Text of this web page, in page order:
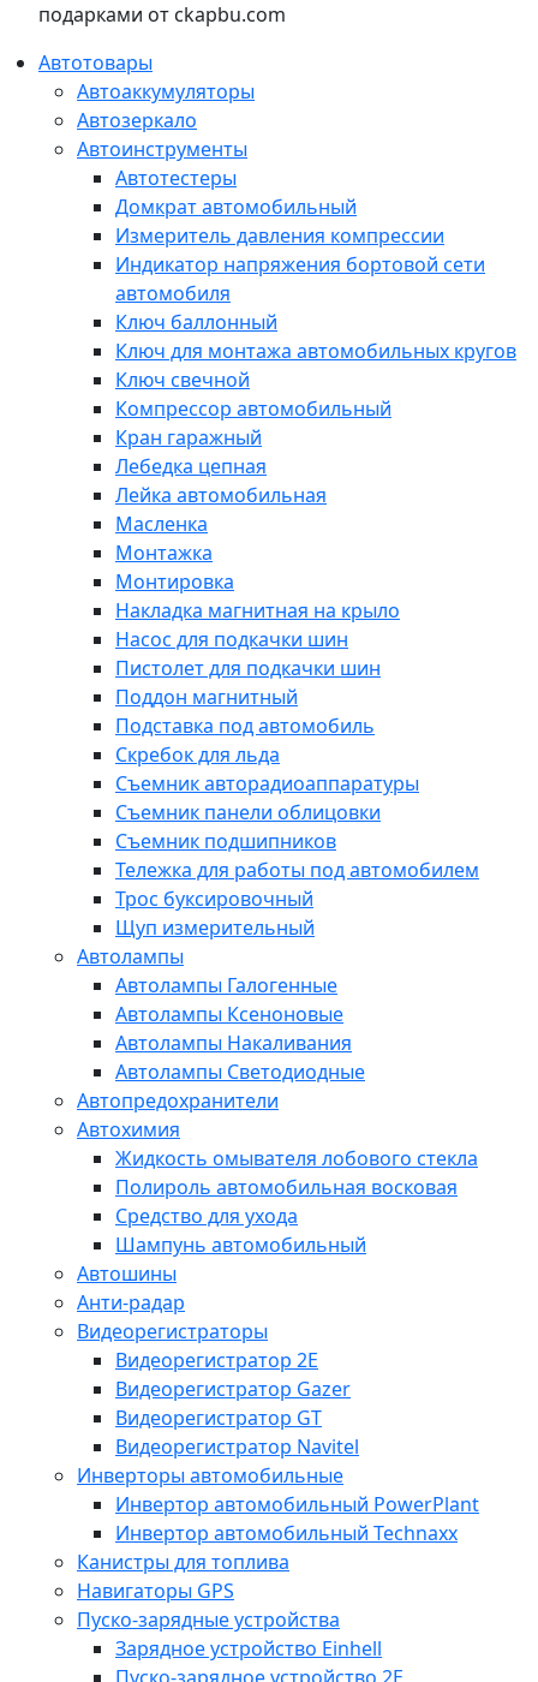
подарками от ckapbu.com
Автотовары
Автоаккумуляторы
Автозеркало
Автоинструменты
Автотестеры
Домкрат автомобильный
Измеритель давления компрессии
Индикатор напряжения бортовой сети
автомобиля
Ключ баллонный
Ключ для монтажа автомобильных кругов
Ключ свечной
Компрессор автомобильный
Кран гаражный
Лебедка цепная
Лейка автомобильная
Масленка
Монтажка
Монтировка
Накладка магнитная на крыло
Насос для подкачки шин
Пистолет для подкачки шин
Поддон магнитный
Подставка под автомобиль
Скребок для льда
Съемник авторадиоаппаратуры
Съемник панели облицовки
Съемник подшипников
Тележка для работы под автомобилем
Трос буксировочный
Щуп измерительный
Автолампы
Автолампы Галогенные
Автолампы Ксеноновые
Автолампы Накаливания
Автолампы Светодиодные
Автопредохранители
Автохимия
Жидкость омывателя лобового стекла
Полироль автомобильная восковая
Средство для ухода
Шампунь автомобильный
Автошины
Анти-радар
Видеорегистраторы
Видеорегистратор 2E
Видеорегистратор Gazer
Видеорегистратор GT
Видеорегистратор Navitel
Инверторы автомобильные
Инвертор автомобильный PowerPlant
Инвертор автомобильный Technaxx
Канистры для топлива
Навигаторы GPS
Пуско-зарядные устройства
Зарядное устройство Einhell